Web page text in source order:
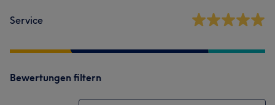
Service
Bewertungen filtern